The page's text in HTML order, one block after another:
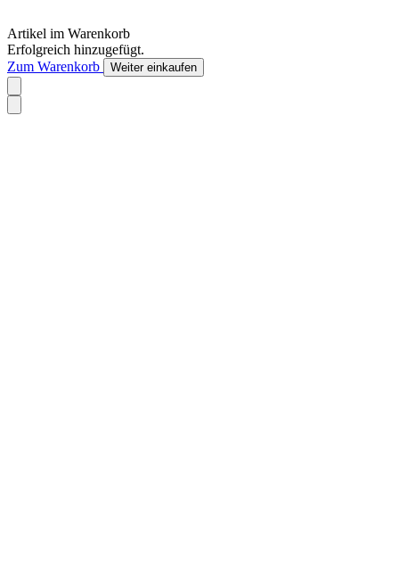
Artikel im Warenkorb
Erfolgreich hinzugefügt.
Zum Warenkorb
Weiter einkaufen